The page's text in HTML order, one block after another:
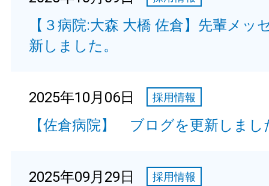
【３病院:大森 大橋 佐倉】先輩メッ
新しました。
2025年10月06日 採用情報
【佐倉病院】 ブログを更新しまし
2025年09月29日 採用情報